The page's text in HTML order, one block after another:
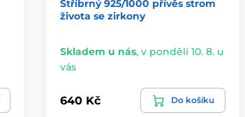
Stříbrný 925/1000 přívěs strom
života se zirkony
Skladem u nás, v pondělí 10. 8. u
vás
640 Kč Do košíku